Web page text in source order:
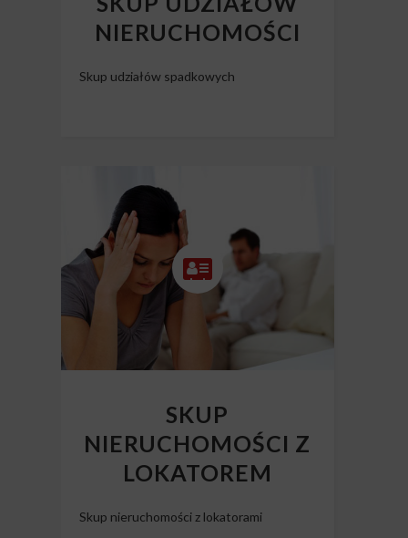
NIERUCHOMOŚCI
Skup udziałów spadkowych
SKUP
NIERUCHOMOŚCI Z
LOKATOREM
Skup nieruchomości z lokatorami